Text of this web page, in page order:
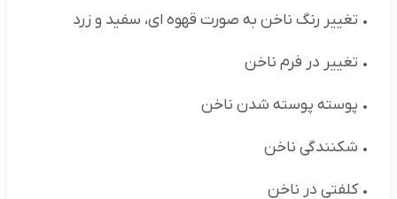
• تغییر رنگ ناخن به صورت قهوه ای، سفید و زرد
• تغییر در فرم ناخن
• پوسته پوسته شدن ناخن
• شکنندگی ناخن
• کلفتی در ناخن